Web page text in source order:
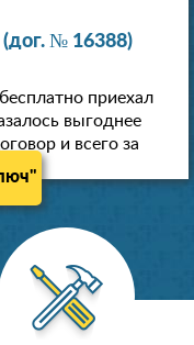
№ 16388)
приехал
выгоднее
и всего за